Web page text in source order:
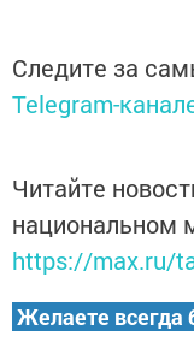
Следите за
Telegram-
Читайте
национальном
https://max.ru/
Желаете всегда